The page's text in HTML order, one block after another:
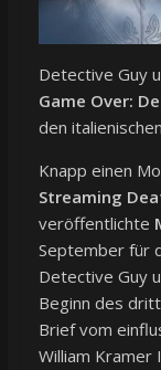
Detective Guy
Game Over:
den
Knapp einen
Streaming
veröffentlichte
September für
Detective Guy
Beginn des
Brief vom
William Kramer